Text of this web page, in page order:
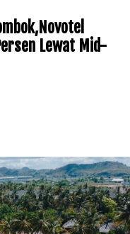
Lewat Mid-